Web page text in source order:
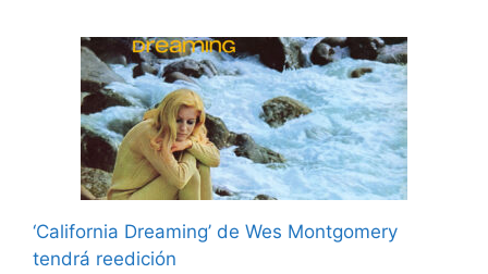
‘California Dreaming’ de Wes Montgomery
tendrá reedición